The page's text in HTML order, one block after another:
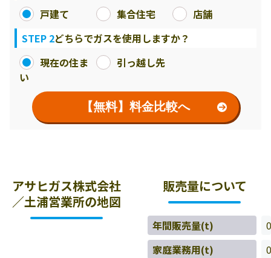
戸建て
集合住宅
店舗
STEP 2どちらでガスを使用しますか？
現在の住ま
い
引っ越し先
【無料】料金比較へ
アサヒガス株式会社
／土浦営業所の地図
販売量について
年間販売量(t)
0
家庭業務用(t)
0